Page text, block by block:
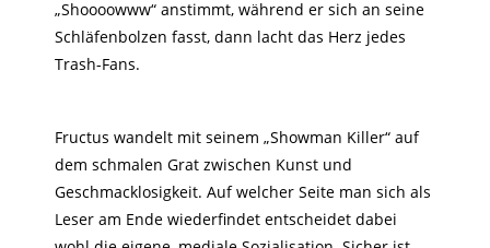
„Shoooowww“ anstimmt, während er sich an seine
Schläfenbolzen fasst, dann lacht das Herz jedes
Trash-Fans.
Fructus wandelt mit seinem „Showman Killer“ auf
dem schmalen Grat zwischen Kunst und
Geschmacklosigkeit. Auf welcher Seite man sich als
Leser am Ende wiederfindet entscheidet dabei